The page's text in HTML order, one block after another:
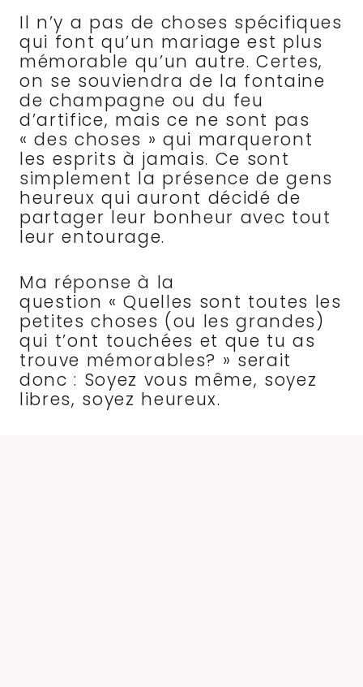
Il n’y a pas de choses spécifiques
qui font qu’un mariage est plus
mémorable qu’un autre. Certes,
on se souviendra de la fontaine
de champagne ou du feu
d’artifice, mais ce ne sont pas
« des choses » qui marqueront
les esprits à jamais. Ce sont
simplement la présence de gens
heureux qui auront décidé de
partager leur bonheur avec tout
leur entourage.
Ma réponse à la
question « Quelles sont toutes les
petites choses (ou les grandes)
qui t’ont touchées et que tu as
trouve mémorables? » serait
donc : Soyez vous même, soyez
libres, soyez heureux.